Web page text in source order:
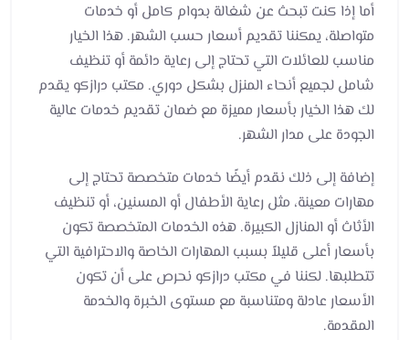
أما إذا كنت تبحث عن شغالة بدوام كامل أو خدمات
متواصلة، يمكننا تقديم أسعار حسب الشهر. هذا الخيار
مناسب للعائلات التي تحتاج إلى رعاية دائمة أو تنظيف
شامل لجميع أنحاء المنزل بشكل دوري. مكتب درازكو يقدم
لك هذا الخيار بأسعار مميزة مع ضمان تقديم خدمات عالية
الجودة على مدار الشهر.
إضافة إلى ذلك نقدم أيضًا خدمات متخصصة تحتاج إلى
مهارات معينة، مثل رعاية الأطفال أو المسنين، أو تنظيف
الأثاث أو المنازل الكبيرة. هذه الخدمات المتخصصة تكون
بأسعار أعلى قليلاً بسبب المهارات الخاصة والاحترافية التي
تتطلبها. لكننا في مكتب درازكو نحرص على أن تكون
الأسعار عادلة ومتناسبة مع مستوى الخبرة والخدمة
المقدمة.